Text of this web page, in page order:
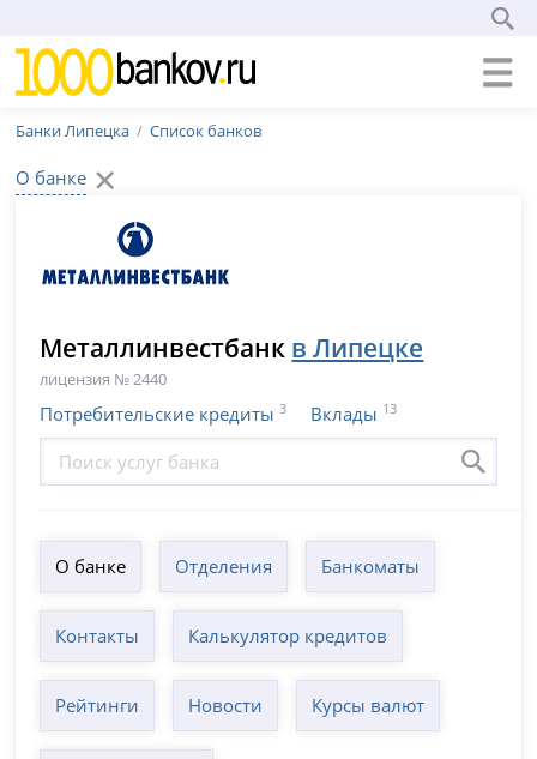
Банки Липецка Список банков
О банке
Металлинвестбанк в Липецке
лицензия № 2440
Потребительские кредиты 3 Вклады 13
О банке Отделения Банкоматы
Контакты Калькулятор кредитов
Рейтинги Новости Курсы валют